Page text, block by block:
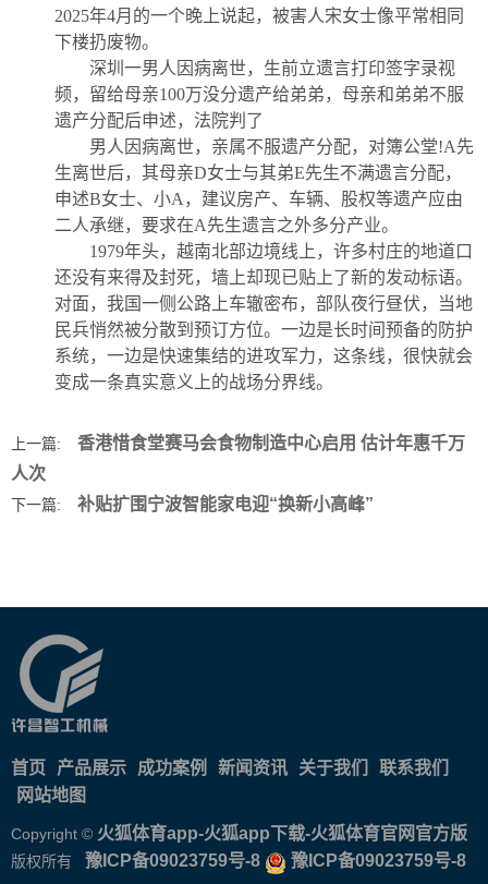
2025年4月的一个晚上说起，被害人宋女士像平常相同
下楼扔废物。
深圳一男人因病离世，生前立遗言打印签字录视
频，留给母亲100万没分遗产给弟弟，母亲和弟弟不服
遗产分配后申述，法院判了
男人因病离世，亲属不服遗产分配，对簿公堂!A先
生离世后，其母亲D女士与其弟E先生不满遗言分配，
申述B女士、小A，建议房产、车辆、股权等遗产应由
二人承继，要求在A先生遗言之外多分产业。
1979年头，越南北部边境线上，许多村庄的地道口
还没有来得及封死，墙上却现已贴上了新的发动标语。
对面，我国一侧公路上车辙密布，部队夜行昼伏，当地
民兵悄然被分散到预订方位。一边是长时间预备的防护
系统，一边是快速集结的进攻军力，这条线，很快就会
变成一条真实意义上的战场分界线。
上一篇:
香港惜食堂赛马会食物制造中心启用 估计年惠千万
人次
下一篇: 补贴扩围宁波智能家电迎“换新小高峰”
首页 产品展示 成功案例 新闻资讯 关于我们
联系我们
网站地图
Copyright © 火狐体育app-火狐app下载-火狐体育官网官方版
版权所有 豫ICP备09023759号-8 豫ICP备09023759号-8